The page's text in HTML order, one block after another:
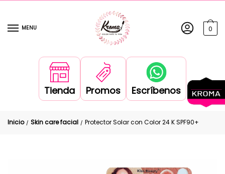
MENU 0
Tienda Promos Escríbenos
Inicio / Skin care facial / Protector Solar con Color 24 K SPF90+